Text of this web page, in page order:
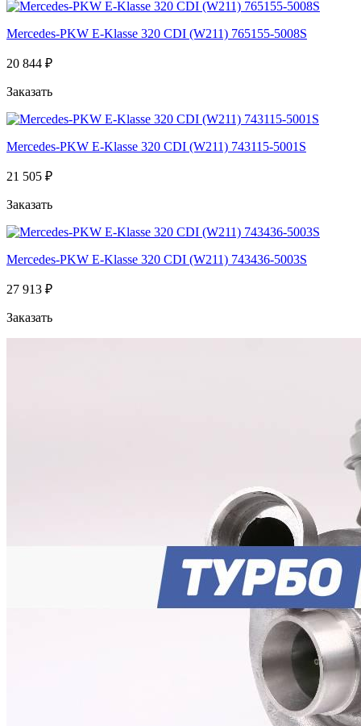
Mercedes-PKW E-Klasse 320 CDI (W211) 765155-5008S
20 844 ₽
Заказать
Mercedes-PKW E-Klasse 320 CDI (W211) 743115-5001S
21 505 ₽
Заказать
Mercedes-PKW E-Klasse 320 CDI (W211) 743436-5003S
27 913 ₽
Заказать